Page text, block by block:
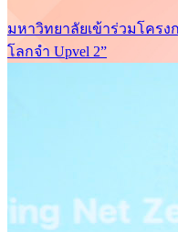
มหาวิทยาลัยเข้าร่วมโครงก
โลกจำ Upvel 2”